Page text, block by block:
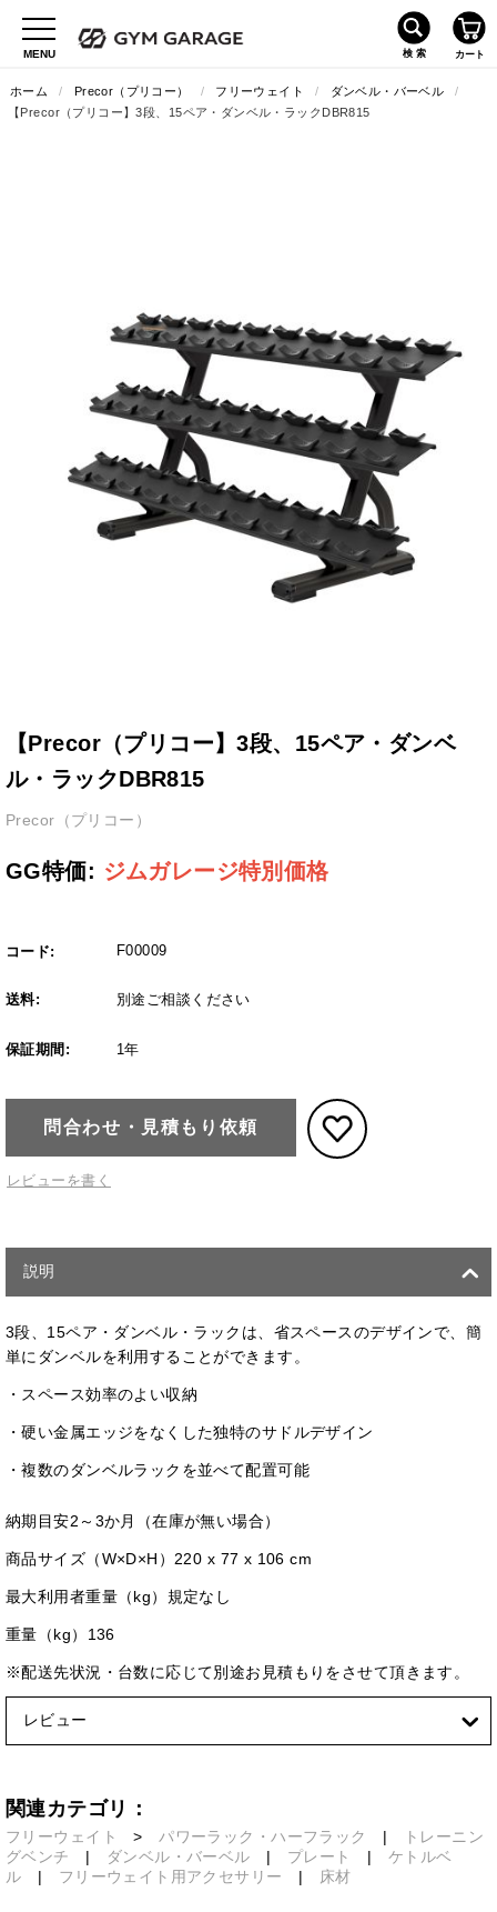
ホーム / Precor（プリコー） / フリーウェイト / ダンベル・バーベル
/
【Precor（プリコー】3段、15ペア・ダンベル・ラックDBR815
【Precor（プリコー】3段、15ペア・ダンベ
ル・ラックDBR815
Precor（プリコー）
GG特価: ジムガレージ特別価格
コード: F00009
送料: 別途ご相談ください
保証期間: 1年
問合わせ・見積もり依頼
レビューを書く
説明
3段、15ペア・ダンベル・ラックは、省スペースのデザインで、簡
単にダンベルを利用することができます。
・スペース効率のよい収納
・硬い金属エッジをなくした独特のサドルデザイン
・複数のダンベルラックを並べて配置可能
納期目安2～3か月（在庫が無い場合）
商品サイズ（W×D×H）220 x 77 x 106 cm
最大利用者重量（kg）規定なし
重量（kg）136
※配送先状況・台数に応じて別途お見積もりをさせて頂きます。
レビュー
関連カテゴリ：
フリーウェイト > パワーラック・ハーフラック |
トレーニン
グベンチ
| ダンベル・バーベル | プレート | ケトルベ
ル | フリーウェイト用アクセサリー | 床材